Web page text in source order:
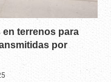
terrenos para
por